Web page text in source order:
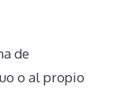
de
o al propio